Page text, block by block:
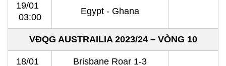
19/01
03:00
Egypt - Ghana
VĐQG AUSTRAILIA 2023/24 – VÒNG 10
18/01
Brisbane Roar 1-3